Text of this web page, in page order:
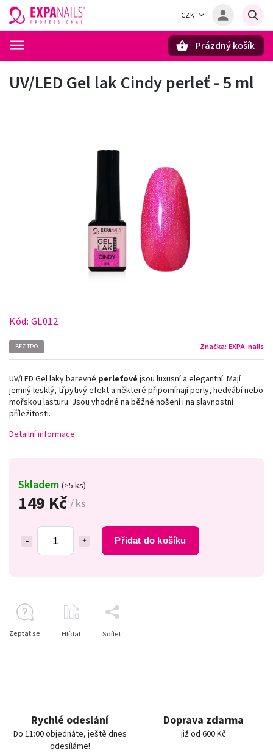
CZK
Prázdný košík
UV/LED Gel lak Cindy perleť - 5 ml
Kód: GL012
BEZ TPO Značka: EXPA-nails
149 Kč / ks
Přidat do košíku
Skladem (>5 ks)
UV/LED Gel laky barevné perleťové jsou luxusní a elegantní. Mají
jemný lesklý, třpytivý efekt a některé připomínají perly, hedvábí nebo
mořskou lasturu. Jsou vhodné na běžné nošení i na slavnostní
příležitosti.
Detailní informace
Zeptat se Hlídat Sdílet
Rychlé odeslání
Do 11:00 objednáte, ještě dnes
odesíláme!
Doprava zdarma
již od 600 Kč